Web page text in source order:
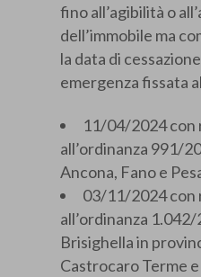
fino all’agibilità o
dell’immobile ma
la data di
emergenza fissata
11/04/2024
all’ordinanza 991/
Ancona, Fano e
03/11/2024
all’ordinanza
Brisighella in
Castrocaro Terme